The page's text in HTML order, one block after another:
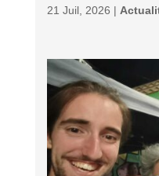
21 Juil, 2026 |